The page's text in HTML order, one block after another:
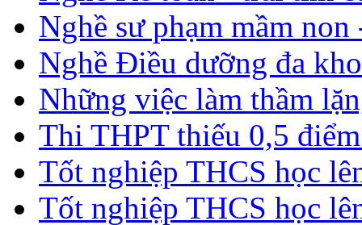
Nghề sư phạm mầm
Nghề Điều dưỡng đa
Những việc làm thầm
Thi THPT thiếu 0,5
Tốt nghiệp THCS học
Tốt nghiệp THCS học